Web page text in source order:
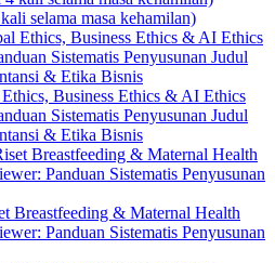
selama masa kehamilan)
Business Ethics & AI Ethics
Sistematis Penyusunan Judul
& Etika Bisnis
Breastfeeding & Maternal Health
Panduan Sistematis Penyusunan